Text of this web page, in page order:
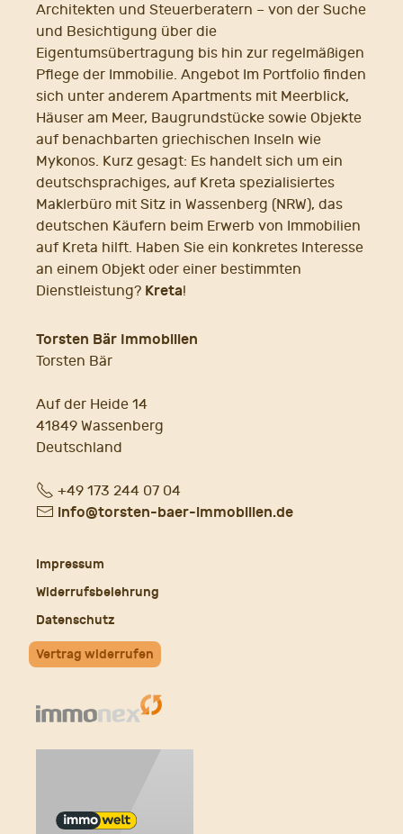
Architekten und Steuerberatern – von der Suche
und Besichtigung über die
Eigentumsübertragung bis hin zur regelmäßigen
Pflege der Immobilie. Angebot Im Portfolio finden
sich unter anderem Apartments mit Meerblick,
Häuser am Meer, Baugrundstücke sowie Objekte
auf benachbarten griechischen Inseln wie
Mykonos. Kurz gesagt: Es handelt sich um ein
deutschsprachiges, auf Kreta spezialisiertes
Maklerbüro mit Sitz in Wassenberg (NRW), das
deutschen Käufern beim Erwerb von Immobilien
auf Kreta hilft. Haben Sie ein konkretes Interesse
an einem Objekt oder einer bestimmten
Dienstleistung? Kreta!
Torsten Bär Immobilien
Torsten Bär
Auf der Heide 14
41849 Wassenberg
Deutschland
Fon+49 173 244 07 04
E- info@torsten-baer-immobilien.de
Impressum
Widerrufsbelehrung
Datenschutz
Vertrag widerrufen